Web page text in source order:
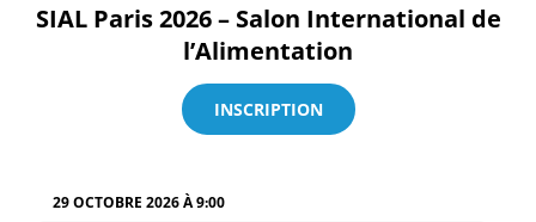
SIAL Paris 2026 – Salon International de
l’Alimentation
INSCRIPTION
29 OCTOBRE 2026 À 9:00